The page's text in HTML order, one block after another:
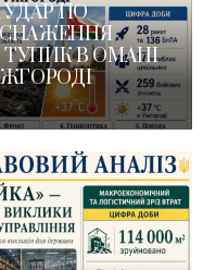
УДАР ПО
В ОМАНІ